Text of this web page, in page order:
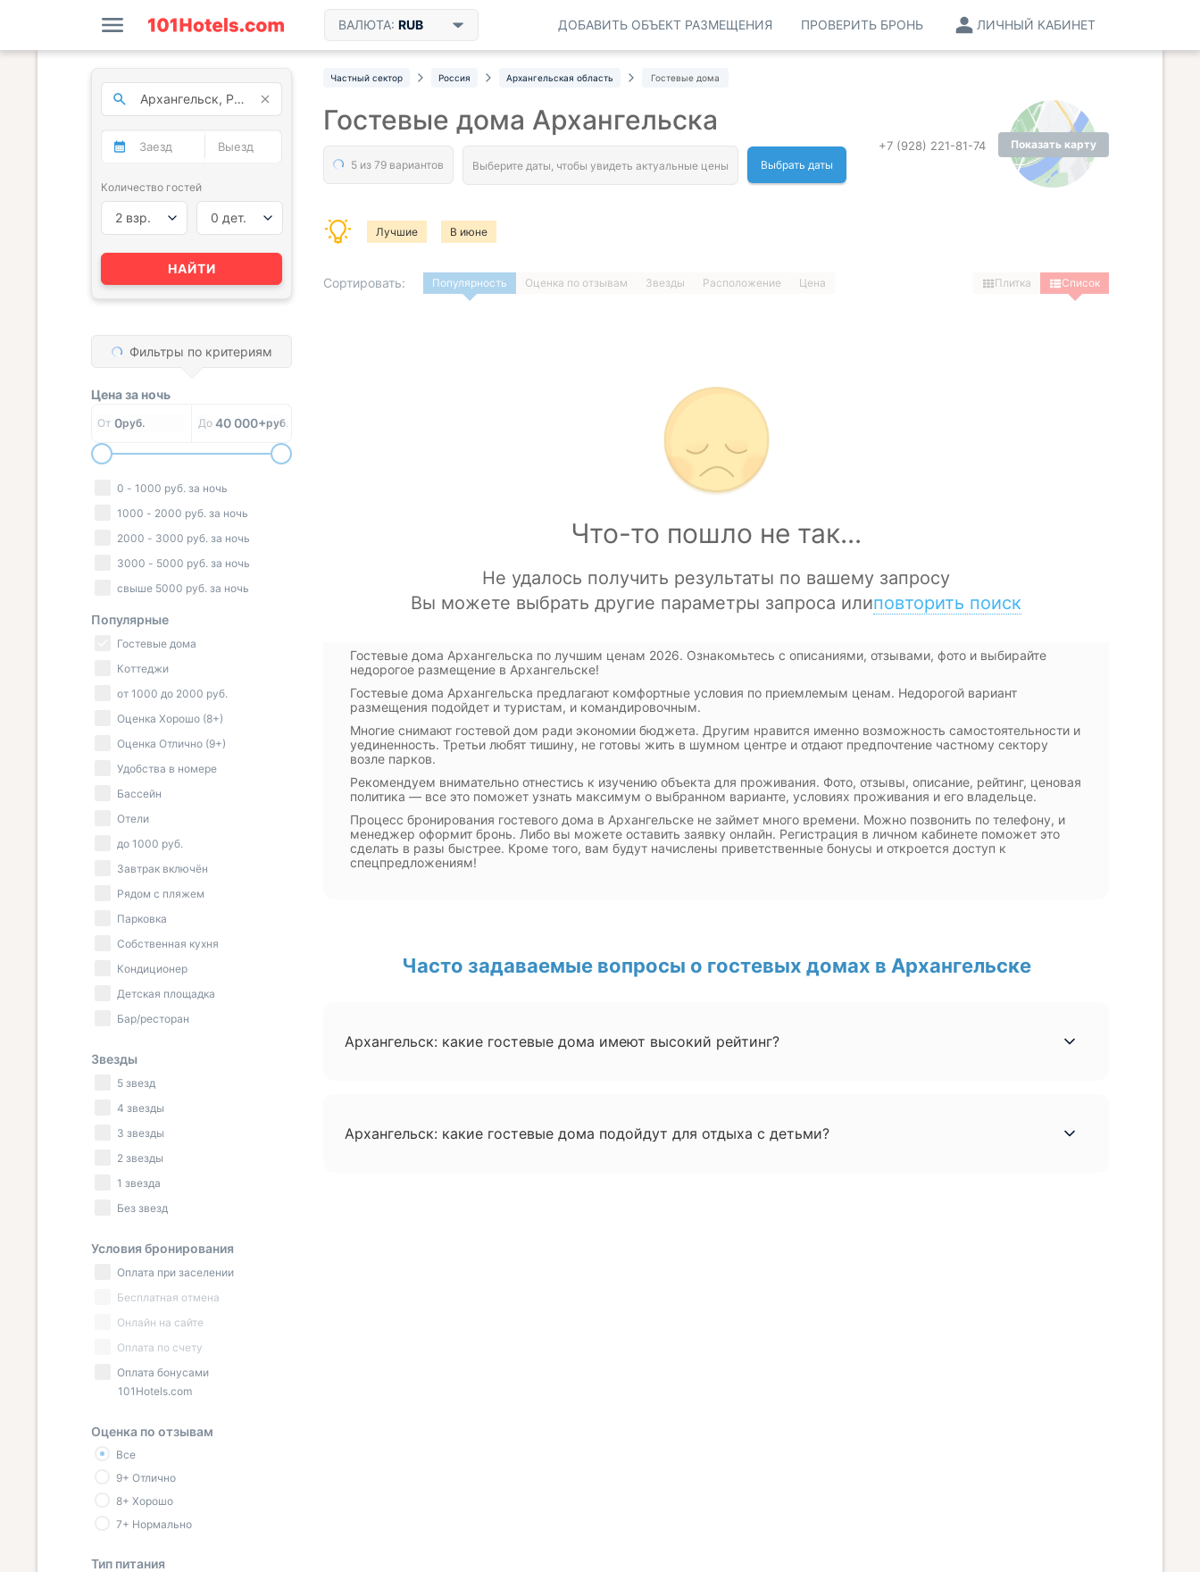
ВАЛЮТА: RUB ЛИЧНЫЙ КАБИНЕТ
ПРОВЕРИТЬ БРОНЬ
ДОБАВИТЬ ОБЪЕКТ РАЗМЕЩЕНИЯ
Частный сектор Россия Архангельская область Гостевые дома
Показать карту
+7 (928) 221-81-74
Гостевые дома Архангельска
Выбрать даты
Лучшие В июне
Сортировать: Популярность Оценка по отзывам Звезды Расположение Цена Плитка Список
Гостевые дома Архангельска по лучшим ценам 2026. Ознакомьтесь с описаниями, отзывами, фото и выбирайте
недорогое размещение в Архангельске!
Гостевые дома Архангельска предлагают комфортные условия по приемлемым ценам. Недорогой вариант
размещения подойдет и туристам, и командировочным.
Многие снимают гостевой дом ради экономии бюджета. Другим нравится именно возможность самостоятельности и
уединенность. Третьи любят тишину, не готовы жить в шумном центре и отдают предпочтение частному сектору
возле парков.
Рекомендуем внимательно отнестись к изучению объекта для проживания. Фото, отзывы, описание, рейтинг, ценовая
политика — все это поможет узнать максимум о выбранном варианте, условиях проживания и его владельце.
Процесс бронирования гостевого дома в Архангельске не займет много времени. Можно позвонить по телефону, и
менеджер оформит бронь. Либо вы можете оставить заявку онлайн. Регистрация в личном кабинете поможет это
сделать в разы быстрее. Кроме того, вам будут начислены приветственные бонусы и откроется доступ к
спецпредложениям!
Часто задаваемые вопросы о гостевых домах в Архангельске
Архангельск: какие гостевые дома имеют высокий рейтинг?
Архангельск: какие гостевые дома подойдут для отдыха с детьми?
Количество гостей
2 взр. 0 дет.
НАЙТИ
Фильтры по критериям
Цена за ночь
От 0руб. До 40 000+руб.
0 - 1000 руб. за ночь
1000 - 2000 руб. за ночь
2000 - 3000 руб. за ночь
3000 - 5000 руб. за ночь
свыше 5000 руб. за ночь
Популярные
Гостевые дома
Коттеджи
от 1000 до 2000 руб.
Оценка Хорошо (8+)
Оценка Отлично (9+)
Удобства в номере
Бассейн
Отели
до 1000 руб.
Завтрак включён
Рядом с пляжем
Парковка
Собственная кухня
Кондиционер
Детская площадка
Бар/ресторан
Звезды
5 звезд
4 звезды
3 звезды
2 звезды
1 звезда
Без звезд
Условия бронирования
Оплата при заселении
Бесплатная отмена
Онлайн на сайте
Оплата по счету
Оплата бонусами
101Hotels.com
Оценка по отзывам
Все
9+ Отлично
8+ Хорошо
7+ Нормально
Тип питания